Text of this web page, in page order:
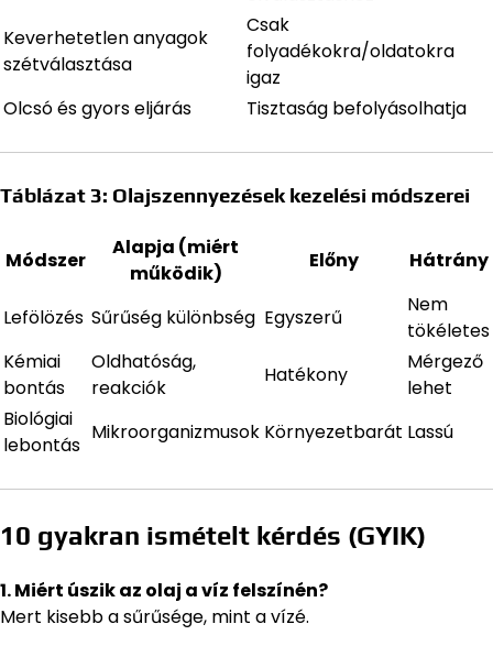
Keverhetetlen anyagok
szétválasztása
Csak
folyadékokra/oldatokra
igaz
Olcsó és gyors eljárás
Tisztaság befolyásolhatja
Táblázat 3: Olajszennyezések kezelési módszerei
Módszer
Alapja (miért
működik)
Előny Hátrány
Lefölözés Sűrűség különbség Egyszerű
Nem
tökéletes
Kémiai
bontás
Oldhatóság,
reakciók
Hatékony
Mérgező
lehet
Biológiai
lebontás
Mikroorganizmusok Környezetbarát Lassú
10 gyakran ismételt kérdés (GYIK)
1. Miért úszik az olaj a víz felszínén?
Mert kisebb a sűrűsége, mint a vízé.